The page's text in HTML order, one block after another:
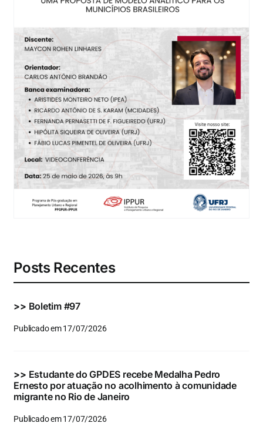
Eventos e Certificados
Comunicação
Buscar
resultados
para:
Posts Recentes
>> Boletim #97
Publicado em 17/07/2026
>> Estudante do GPDES recebe Medalha Pedro
Ernesto por atuação no acolhimento à comunidade
migrante no Rio de Janeiro
Publicado em 17/07/2026